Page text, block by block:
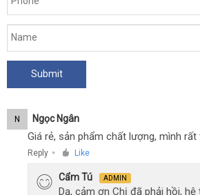
N Ngọc Ngân
Giá rẻ, sản phẩm chất lượng, mình rất
Reply ● Like
Cẩm Tú ADMIN
Dạ, cảm ơn Chị đã phải hồi,